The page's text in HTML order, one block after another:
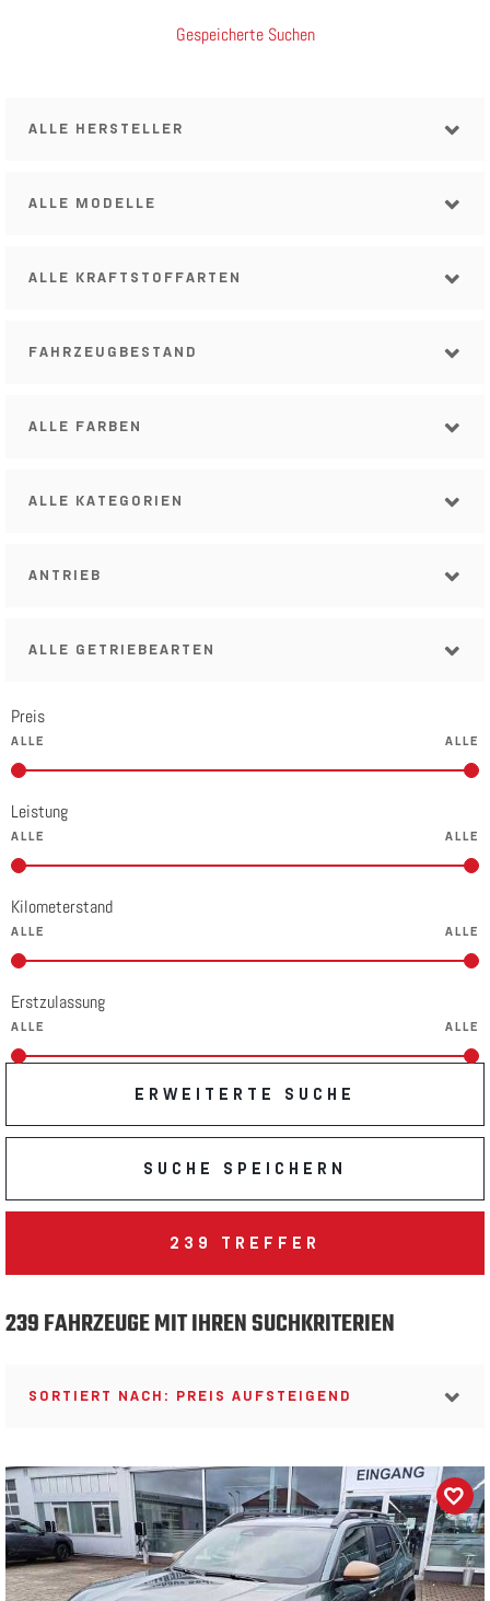
Gespeicherte Suchen
ALLE HERSTELLER
ALLE MODELLE
ALLE KRAFTSTOFFARTEN
FAHRZEUGBESTAND
ALLE FARBEN
ALLE KATEGORIEN
ANTRIEB
ALLE GETRIEBEARTEN
Preis
Leistung
Kilometerstand
Erstzulassung
ERWEITERTE SUCHE
SUCHE SPEICHERN
239 TREFFER
239 FAHRZEUGE MIT IHREN SUCHKRITERIEN
SORTIERT NACH: PREIS AUFSTEIGEND